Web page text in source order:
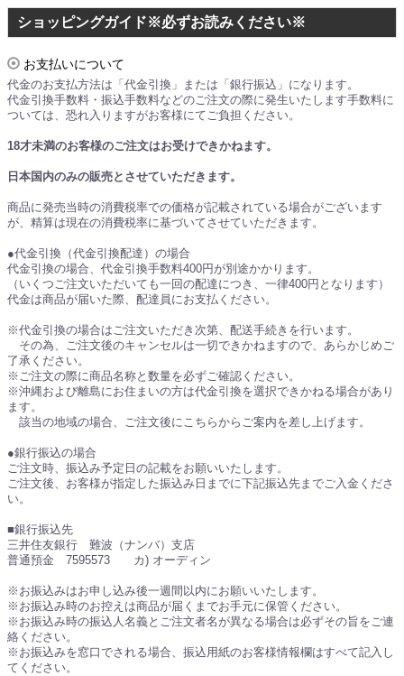
ショッピングガイド※必ずお読みください※
お支払いについて
代金のお支払方法は「代金引換」または「銀行振込」になります。
代金引換手数料・振込手数料などのご注文の際に発生いたします手数料に
ついては、恐れ入りますがお客様にてご負担ください。
18才未満のお客様のご注文はお受けできかねます。
日本国内のみの販売とさせていただきます。
商品に発売当時の消費税率での価格が記載されている場合がございます
が、精算は現在の消費税率に基づいてさせていただきます。
●代金引換（代金引換配達）の場合
代金引換の場合、代金引換手数料400円が別途かかります。
（いくつご注文いただいても一回の配達につき、一律400円となります）
代金は商品が届いた際、配達員にお支払ください。
※代金引換の場合はご注文いただき次第、配送手続きを行います。
その為、ご注文後のキャンセルは一切できかねますので、あらかじめご
了承ください。
※ご注文の際に商品名称と数量を必ずご確認ください。
※沖縄および離島にお住まいの方は代金引換を選択できかねる場合があり
ます。
該当の地域の場合、ご注文後にこちらからご案内を差し上げます。
●銀行振込の場合
ご注文時、振込み予定日の記載をお願いいたします。
ご注文後、お客様が指定した振込み日までに下記振込先までご入金くださ
い。
■銀行振込先
三井住友銀行 難波（ナンバ）支店
普通預金 7595573 カ) オーディン
※お振込みはお申し込み後一週間以内にお願いいたします。
※お振込み時のお控えは商品が届くまでお手元に保管ください。
※お振込み時の振込人名義とご注文者名が異なる場合は必ずその旨をご連
絡ください。
※お振込みを窓口でされる場合、振込用紙のお客様情報欄はすべて記入し
てください。